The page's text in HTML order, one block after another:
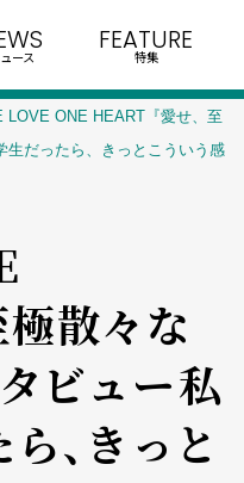
ース
FEATURE
特集
LOVE ONE HEART『愛せ、至
だったら、きっとこういう感
極散々な
ビュー――私
、きっと